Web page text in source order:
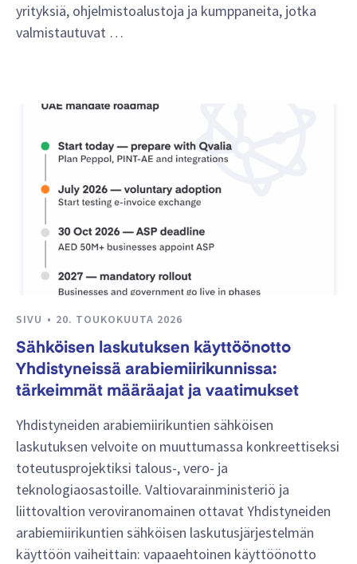
yrityksiä, ohjelmistoalustoja ja kumppaneita, jotka
valmistautuvat …
SIVU 20. TOUKOKUUTA 2026
Sähköisen laskutuksen käyttöönotto
Yhdistyneissä arabiemiirikunnissa:
tärkeimmät määräajat ja vaatimukset
Yhdistyneiden arabiemiirikuntien sähköisen
laskutuksen velvoite on muuttumassa konkreettiseksi
toteutusprojektiksi talous-, vero- ja
teknologiaosastoille. Valtiovarainministeriö ja
liittovaltion veroviranomainen ottavat Yhdistyneiden
arabiemiirikuntien sähköisen laskutusjärjestelmän
käyttöön vaiheittain: vapaaehtoinen käyttöönotto